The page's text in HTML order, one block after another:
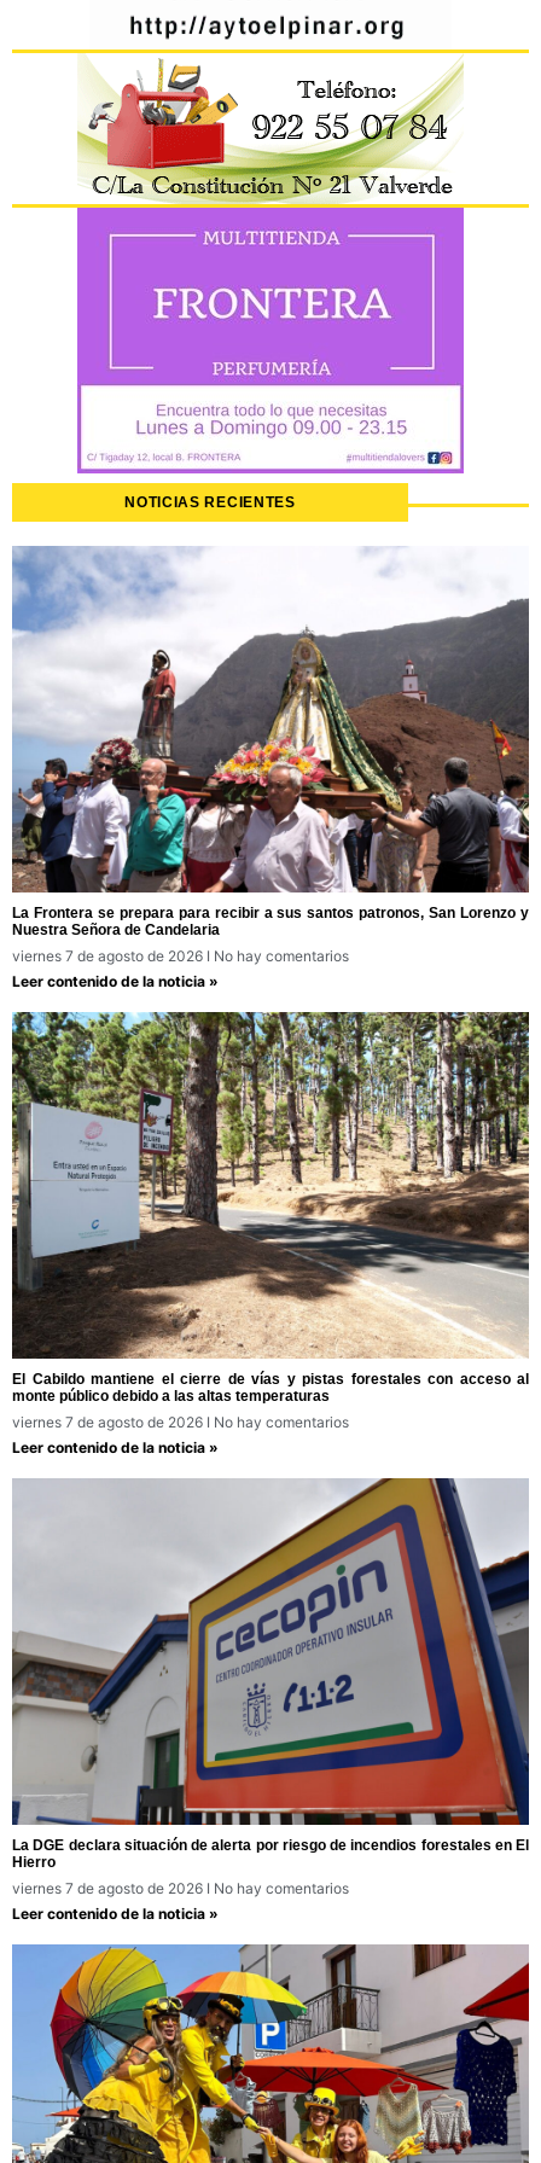
NOTICIAS RECIENTES
La Frontera se prepara para recibir a sus santos patronos, San Lorenzo y
Nuestra Señora de Candelaria
viernes 7 de agosto de 2026
No hay comentarios
Leer contenido de la noticia »
El Cabildo mantiene el cierre de vías y pistas forestales con acceso al
monte público debido a las altas temperaturas
viernes 7 de agosto de 2026
No hay comentarios
Leer contenido de la noticia »
La DGE declara situación de alerta por riesgo de incendios forestales en El
Hierro
viernes 7 de agosto de 2026
No hay comentarios
Leer contenido de la noticia »